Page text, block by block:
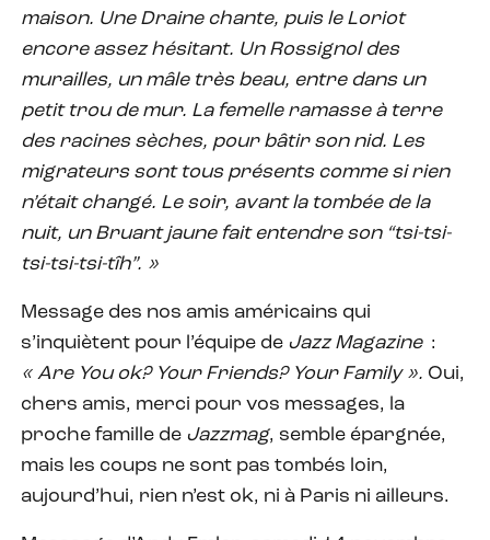
maison. Une Draine chante, puis le Loriot
encore assez hésitant. Un Rossignol des
murailles, un mâle très beau, entre dans un
petit trou de mur. La femelle ramasse à terre
des racines sèches, pour bâtir son nid. Les
migrateurs sont tous présents comme si rien
n’était changé. Le soir, avant la tombée de la
nuit, un Bruant jaune fait entendre son “tsi-tsi-
tsi-tsi-tsi-tîh”. »
Message des nos amis américains qui
s’inquiètent pour l’équipe de Jazz Magazine :
« Are You ok? Your Friends? Your Family ». Oui,
chers amis, merci pour vos messages, la
proche famille de Jazzmag, semble épargnée,
mais les coups ne sont pas tombés loin,
aujourd’hui, rien n’est ok, ni à Paris ni ailleurs.